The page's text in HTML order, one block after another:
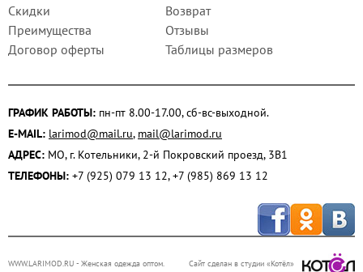
Скидки
Преимущества
Договор оферты
Возврат
Отзывы
Таблицы размеров
ГРАФИК РАБОТЫ: пн-пт 8.00-17.00, сб-вс-выходной.
E-MAIL: larimod@mail.ru, mail@larimod.ru
АДРЕС: МО, г. Котельники, 2-й Покровский проезд, 3В1
ТЕЛЕФОНЫ: +7 (925) 079 13 12, +7 (985) 869 13 12
Сайт сделан в студии «Котёл»
WWW.LARIMOD.RU - Женская одежда оптом.